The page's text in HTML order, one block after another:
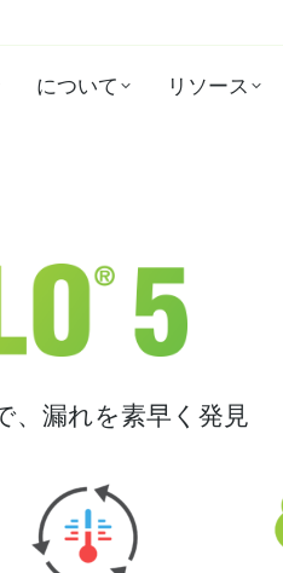
について リソース
、漏れを素早く発見